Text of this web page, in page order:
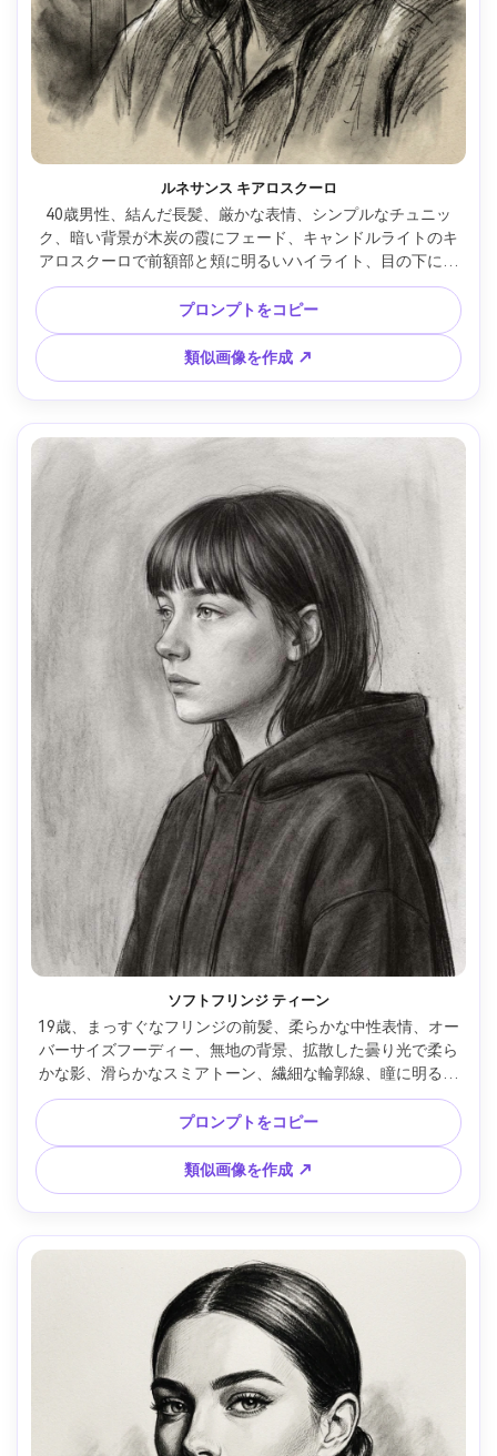
ルネサンス キアロスクーロ
40歳男性、結んだ長髪、厳かな表情、シンプルなチュニッ
ク、暗い背景が木炭の霞にフェード、キャンドルライトのキ
アロスクーロで前額部と頬に明るいハイライト、目の下に深
い影、古典的なクロスハッチング、洗練された線、巨匠のム
ード、精密な解剖学と陰影、85mmレンズ、浅い被写界深度
--ar 4:5
プロンプトをコピー
類似画像を作成 ↗
ソフトフリンジ ティーン
19歳、まっすぐなフリンジの前髪、柔らかな中性表情、オー
バーサイズフーディー、無地の背景、拡散した曇り光で柔ら
かな影、滑らかなスミアトーン、繊細な輪郭線、瞳に明るい
消しゴムハイライト、繊細な鼻の陰影、静かに内省的なムー
ド、リアルな左右対称 --ar 4:5
プロンプトをコピー
類似画像を作成 ↗